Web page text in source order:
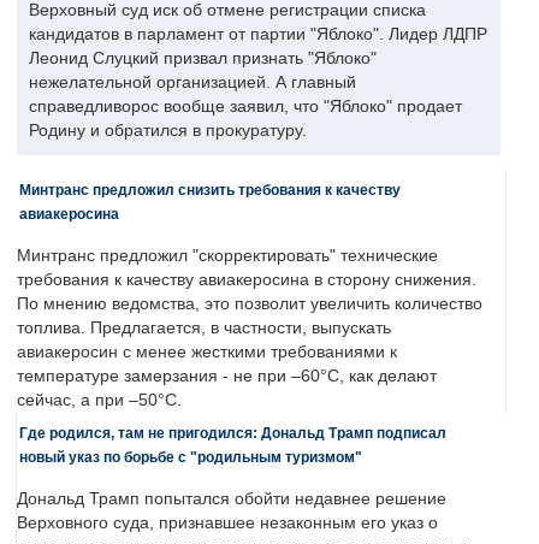
Верховный суд иск об отмене регистрации списка
кандидатов в парламент от партии "Яблоко". Лидер ЛДПР
Леонид Слуцкий призвал признать "Яблоко"
нежелательной организацией. А главный
справедливорос вообще заявил, что "Яблоко" продает
Родину и обратился в прокуратуру.
Минтранс предложил снизить требования к качеству
авиакеросина
Минтранс предложил "скорректировать" технические
требования к качеству авиакеросина в сторону снижения.
По мнению ведомства, это позволит увеличить количество
топлива. Предлагается, в частности, выпускать
авиакеросин с менее жесткими требованиями к
температуре замерзания - не при –60°C, как делают
сейчас, а при –50°C.
Где родился, там не пригодился: Дональд Трамп подписал
новый указ по борьбе с "родильным туризмом"
Дональд Трамп попытался обойти недавнее решение
Верховного суда, признавшее незаконным его указ о